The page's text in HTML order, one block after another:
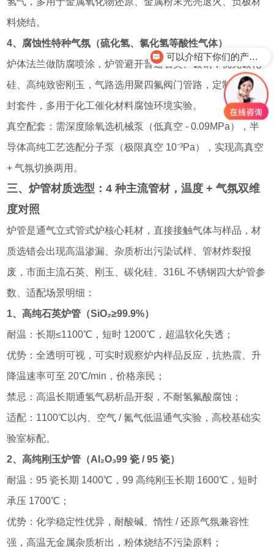
料烧结。
4、腐蚀性特种气氛（硫化氢、氯化氢等酸性气体）
炉体法兰做防腐喷涂，炉管避开普通石英、碳钢，优先碳化
硅、高纯致密刚玉，气路选用聚四氟阀门管路，定制防腐密
封套件，多用于化工催化材料腐蚀环境实验。
真空配套：需深度除氧选机械泵（低真空 - 0.09MPa），半
导体高纯工艺选配分子泵（极限真空 10⁻³Pa），实现高真空
+ 气氛切换两用。
三、炉管材质选型：4 种主流管材，温度 + 气氛双维
度对照
炉管是通气立式管式炉核心耗材，直接接触气体与样品，材
质选错会出现高温渗漏、杂质析出污染试样、管材炸裂报
废，市面主流石英、刚玉、碳化硅、316L 不锈钢四大炉管参
数、适配场景明细：
1、高纯石英炉管（SiO₂≥99.9%）
耐温：长期≤1100℃，短时 1200℃，超温软化失透；
优势：全透明可视，可实时观察炉内样品反应，抗热震、升
降温速率可至 20℃/min，价格亲民；
禁忌：高温长期通氢气易析晶开裂，不耐氢氟酸腐蚀；
适配：1100℃以内、空气 / 氮气低温通气实验，高校基础实
验室标配。
2、高纯刚玉炉管（Al₂O₃99 瓷 / 95 瓷）
耐温：95 瓷长期 1400℃，99 高纯刚玉长期 1600℃，短时
承压 1700℃；
优势：化学稳定性优异，耐酸碱、惰性 / 还原气氛兼容性
强，高温无金属杂质析出，粉体烧结不污染原料；
想了解这款设备配置